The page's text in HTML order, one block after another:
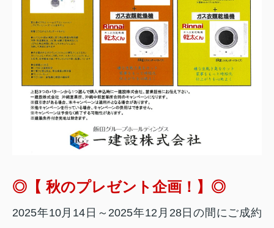
◎【 秋のプレゼント企画！】◎
2025年10月14日～2025年12月28日の間にご成約